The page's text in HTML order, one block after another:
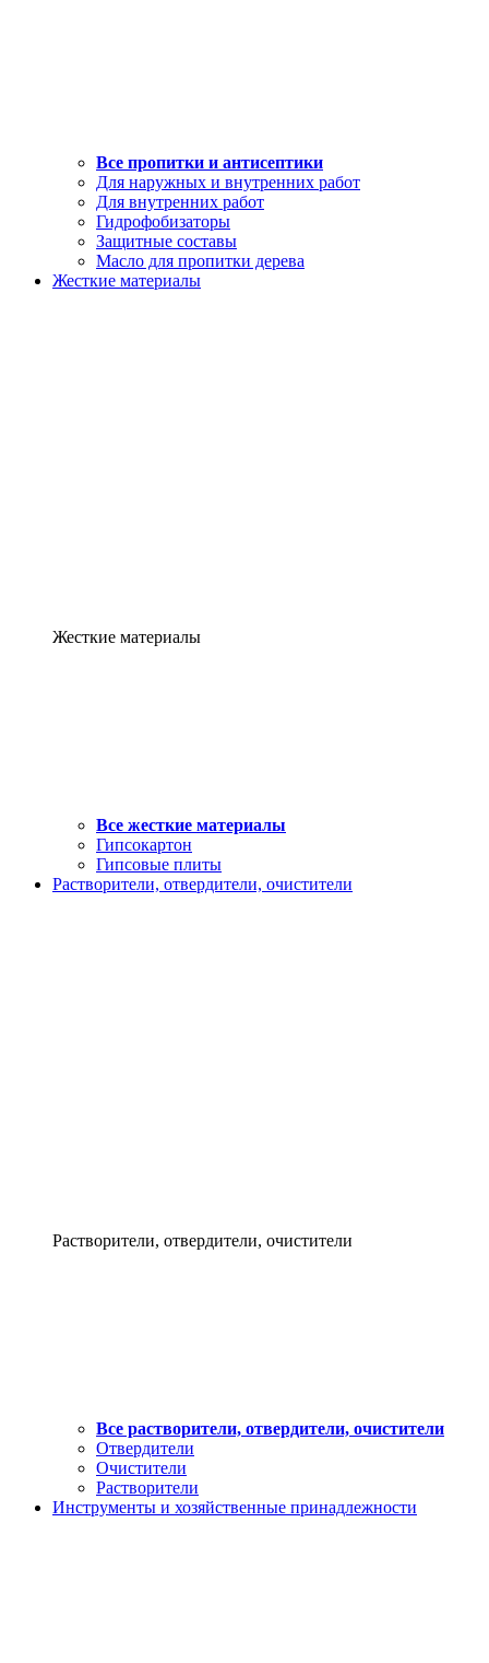
Все пропитки и антисептики
Для наружных и внутренних работ
Для внутренних работ
Гидрофобизаторы
Защитные составы
Масло для пропитки дерева
Жесткие материалы
Жесткие материалы
Все жесткие материалы
Гипсокартон
Гипсовые плиты
Растворители, отвердители, очистители
Растворители, отвердители, очистители
Все растворители, отвердители, очистители
Отвердители
Очистители
Растворители
Инструменты и хозяйственные принадлежности